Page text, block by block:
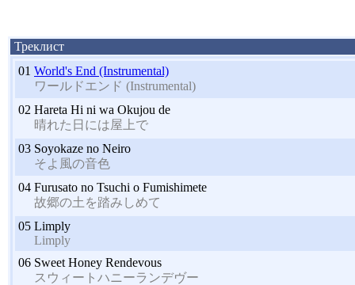
Треклист
01 World's End (Instrumental)
ワールドエンド (Instrumental)
02 Hareta Hi ni wa Okujou de
晴れた日には屋上で
03 Soyokaze no Neiro
そよ風の音色
04 Furusato no Tsuchi o Fumishimete
故郷の土を踏みしめて
05 Limply
Limply
06 Sweet Honey Rendevous
スウィートハニーランデヴー